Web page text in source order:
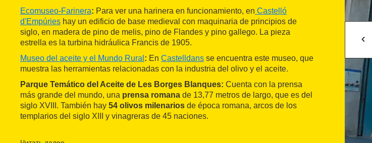
Ecomuseo-Farinera: Para ver una harinera en funcionamiento, en Castelló
d'Empúries hay un edificio de base medieval con maquinaria de principios de
siglo, en madera de pino de melis, pino de Flandes y pino gallego. La pieza
estrella es la turbina hidráulica Francis de 1905.
Museo del aceite y el Mundo Rural : En Castelldans se encuentra este museo, que
muestra las herramientas relacionadas con la industria del olivo y el aceite.
Parque Temático del Aceite de Les Borges Blanques: Cuenta con la prensa
más grande del mundo, una prensa romana de 13,77 metros de largo, que es del
siglo XVIII. También hay 54 olivos milenarios de época romana, arcos de los
templarios del siglo XIII y vinagreras de 45 naciones.